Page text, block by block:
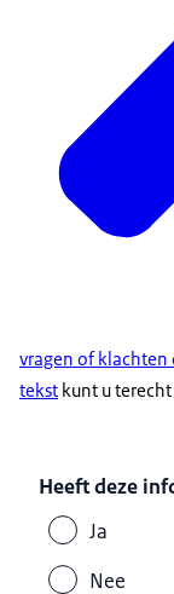
vragen of
tekst kunt u
Heeft deze
Ja
Nee